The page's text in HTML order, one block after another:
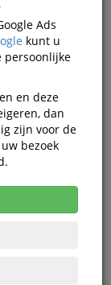
Ads
kunt u
persoonlijke
en deze
dan
zijn voor de
bezoek